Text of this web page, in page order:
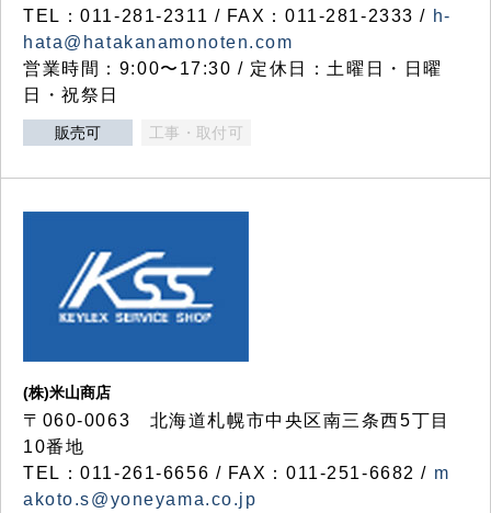
TEL：011-281-2311 / FAX：011-281-2333 / h-
hata@hatakanamonoten.com
営業時間：9:00〜17:30 / 定休日：土曜日・日曜
日・祝祭日
販売可 工事・取付可
(株)米山商店
〒060-0063 北海道札幌市中央区南三条西5丁目
10番地
TEL：011-261-6656 / FAX：011-251-6682 / m
akoto.s@yoneyama.co.jp